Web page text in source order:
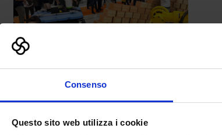
Consenso
Questo sito web utilizza i cookie